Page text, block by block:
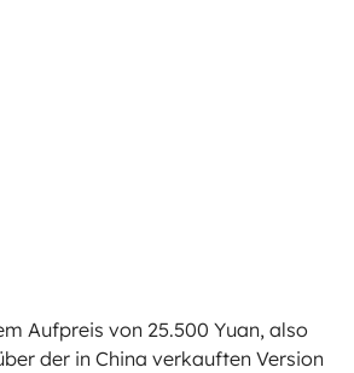
Aufpreis von 25.500 Yuan, also
der in China verkauften Version